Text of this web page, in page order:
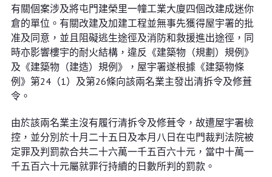
有關個案涉及將屯門建榮里一幢工業大廈四個改建成迷你
倉的單位。有關改建及加建工程並無事先獲得屋宇署的批
准及同意，並且阻礙逃生途徑及消防和救援進出途徑，同
時亦影響樓宇的耐火結構，違反《建築物（規劃）規例》
及《建築物（建造）規例》，屋宇署遂根據《建築物條
例》第24（1）及第26條向該兩名業主發出清拆令及修葺
令。
由於該兩名業主沒有履行清拆令及修葺令，故遭屋宇署檢
控，並分別於十月二十五日及本月八日在屯門裁判法院被
定罪及判罰款合共二十六萬一千五百六十元，當中十萬一
千五百六十元屬就罪行持續的日數所判的罰款。